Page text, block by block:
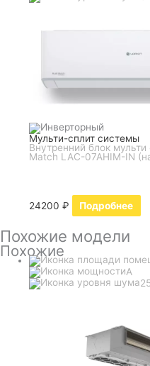
Мульти-сплит системы
Внутренний блок
Match LAC-07AHIM-IN
24200₽ Подробнее
Похожие модели
Похожие
A